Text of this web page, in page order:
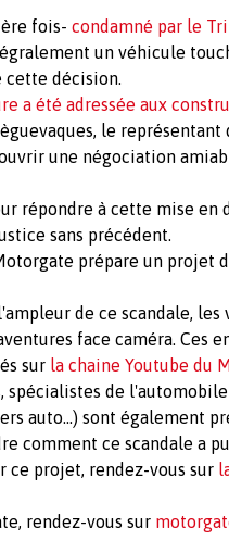
fois- condamné par le
un véhicule
cette décision.
a été adressée aux
le représentant
une négociation
répondre à cette mise en
sans précédent.
prépare un projet
de ce scandale, les
face caméra. Ces
sur la chaine Youtube du
spécialistes de
auto…) sont également
comment ce scandale a
ce projet, rendez-vous sur
rendez-vous sur